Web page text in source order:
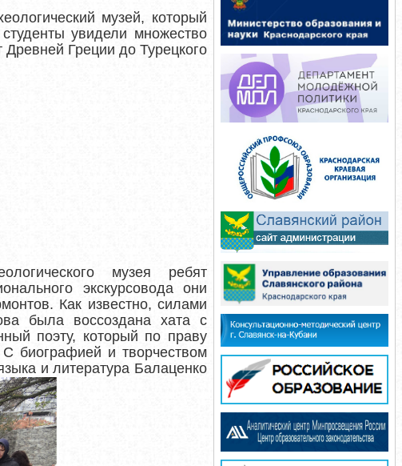
музей, который
увидели множество
Греции до Турецкого
музея ребят
экскурсовода они
Как известно, силами
была воссоздана хата с
поэту, который по праву
биографией и творчеством
и литература Балаценко